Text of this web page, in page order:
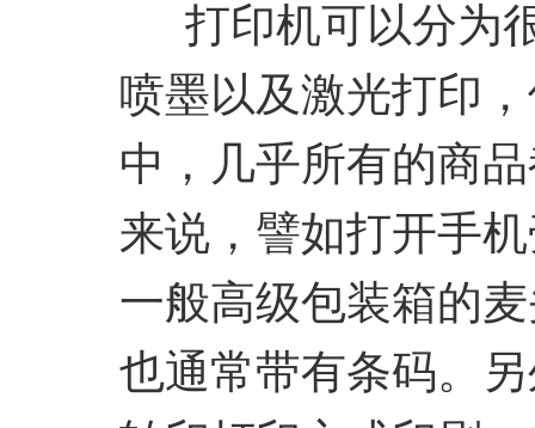
打印机可以分为
喷墨以及激光打印
中，几乎所有的商
来说，譬如打开手
一般高级包装箱的
也通常带有条码。